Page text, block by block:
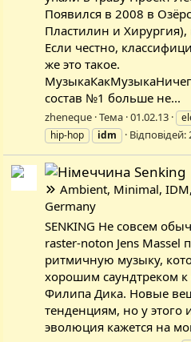
Появился в 2008 в
Пластилин и Хирургия),
Если честно,
же это такое.
состав №1 больше не...
zheneque Тема 01.02.13
hip-hop
idm Відповідей:
Senking
Ambient, Minimal,
Germany
SENKING Не совсем
raster-noton Jens Massel
ритмичную музыку,
хорошим саундтреком
Филипа Дика. Новые
тенденциям, но у этого
эволюция кажется на